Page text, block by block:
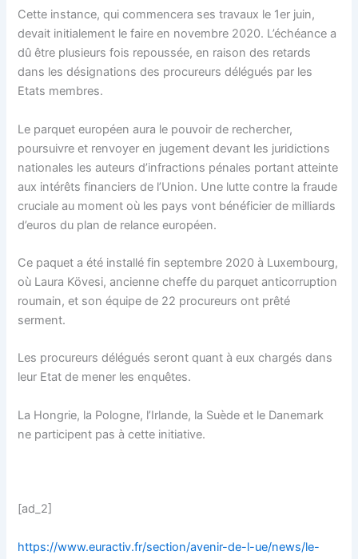
Cette instance, qui commencera ses travaux le 1er juin,
devait initialement le faire en novembre 2020. L’échéance a
dû être plusieurs fois repoussée, en raison des retards
dans les désignations des procureurs délégués par les
Etats membres.
Le parquet européen aura le pouvoir de rechercher,
poursuivre et renvoyer en jugement devant les juridictions
nationales les auteurs d’infractions pénales portant atteinte
aux intérêts financiers de l’Union. Une lutte contre la fraude
cruciale au moment où les pays vont bénéficier de milliards
d’euros du plan de relance européen.
Ce paquet a été installé fin septembre 2020 à Luxembourg,
où Laura Kövesi, ancienne cheffe du parquet anticorruption
roumain, et son équipe de 22 procureurs ont prêté
serment.
Les procureurs délégués seront quant à eux chargés dans
leur Etat de mener les enquêtes.
La Hongrie, la Pologne, l’Irlande, la Suède et le Danemark
ne participent pas à cette initiative.
[ad_2]
https://www.euractiv.fr/section/avenir-de-l-ue/news/le-